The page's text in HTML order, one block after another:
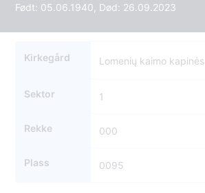
Født: 05.06.1940, Død: 26.09.2023
Kirkegård Lomenių kaimo kapinės
Sektor 1
Rekke 000
Plass 0095